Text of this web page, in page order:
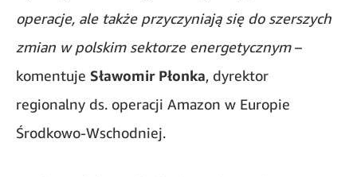
operacje, ale także przyczyniają się do szerszych
zmian w polskim sektorze energetycznym–
komentuje Sławomir Płonka, dyrektor
regionalny ds. operacji Amazon w Europie
Środkowo-Wschodniej.